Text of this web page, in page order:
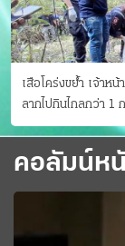
เสือโคร่งขย้ำ เจ้าห
ลากไปกินไกลกว่า 1
ขาแข้งชั่วคราว
คอลัมน์ห